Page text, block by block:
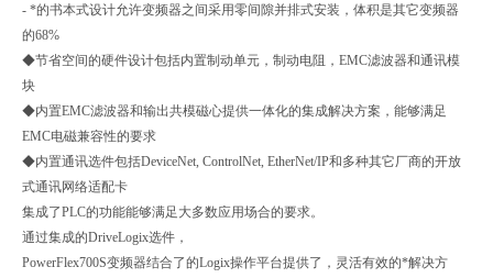
- *的书本式设计允许变频器之间采用零间隙并排式安装，体积是其它变频器
的68%
◆节省空间的硬件设计包括内置制动单元，制动电阻，EMC滤波器和通讯模
块
◆内置EMC滤波器和输出共模磁心提供一体化的集成解决方案，能够满足
EMC电磁兼容性的要求
◆内置通讯选件包括DeviceNet, ControlNet, EtherNet/IP和多种其它厂商的开放
式通讯网络适配卡
集成了PLC的功能能够满足大多数应用场合的要求。
通过集成的DriveLogix选件，
PowerFlex700S变频器结合了的Logix操作平台提供了，灵活有效的*解决方